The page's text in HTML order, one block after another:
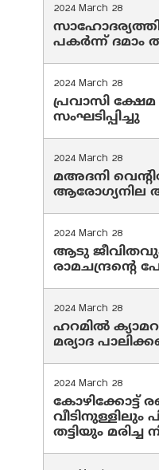
2024 March 28
പകർന്ന് ദമാം
2024 March 28
പ്രവാസി
സംഘടിപ്പിച്ചു
2024 March 28
മഅദനി
ആരോഗ്യനില
2024 March 28
ആടു
രാമചന്ദ്രന്റെ
2024 March 28
ഹറമില്‍
മര്യാദ
2024 March 28
കോഴിക്കോട്ട്
വീടിനുള്ളിലും
തട്ടിയും മരിച്ച